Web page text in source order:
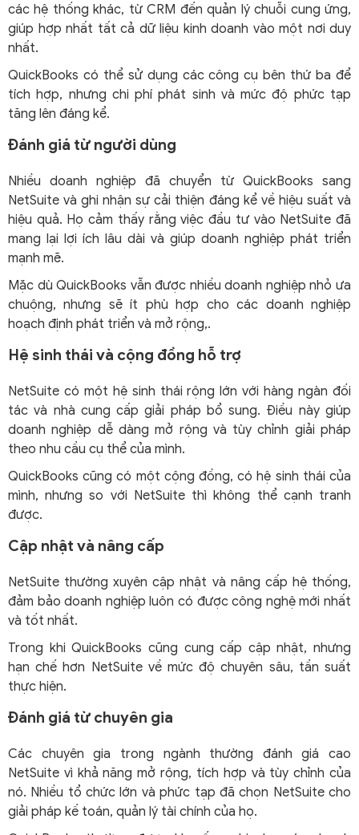
các hệ thống khác, từ CRM đến quản lý chuỗi cung ứng,
giúp hợp nhất tất cả dữ liệu kinh doanh vào một nơi duy
nhất.
QuickBooks có thể sử dụng các công cụ bên thứ ba để
tích hợp, nhưng chi phí phát sinh và mức độ phức tạp
tăng lên đáng kể.
Đánh giá từ người dùng
Nhiều doanh nghiệp đã chuyển từ QuickBooks sang
NetSuite và ghi nhận sự cải thiện đáng kể về hiệu suất và
hiệu quả. Họ cảm thấy rằng việc đầu tư vào NetSuite đã
mang lại lợi ích lâu dài và giúp doanh nghiệp phát triển
mạnh mẽ.
Mặc dù QuickBooks vẫn được nhiều doanh nghiệp nhỏ ưa
chuộng, nhưng sẽ ít phù hợp cho các doanh nghiệp
hoạch định phát triển và mở rộng,.
Hệ sinh thái và cộng đồng hỗ trợ
NetSuite có một hệ sinh thái rộng lớn với hàng ngàn đối
tác và nhà cung cấp giải pháp bổ sung. Điều này giúp
doanh nghiệp dễ dàng mở rộng và tùy chỉnh giải pháp
theo nhu cầu cụ thể của mình.
QuickBooks cũng có một cộng đồng, có hệ sinh thái của
mình, nhưng so với NetSuite thì không thể cạnh tranh
được.
Cập nhật và nâng cấp
NetSuite thường xuyên cập nhật và nâng cấp hệ thống,
đảm bảo doanh nghiệp luôn có được công nghệ mới nhất
và tốt nhất.
Trong khi QuickBooks cũng cung cấp cập nhật, nhưng
hạn chế hơn NetSuite về mức độ chuyên sâu, tần suất
thực hiện.
Đánh giá từ chuyên gia
Các chuyên gia trong ngành thường đánh giá cao
NetSuite vì khả năng mở rộng, tích hợp và tùy chỉnh của
nó. Nhiều tổ chức lớn và phức tạp đã chọn NetSuite cho
giải pháp kế toán, quản lý tài chính của họ.